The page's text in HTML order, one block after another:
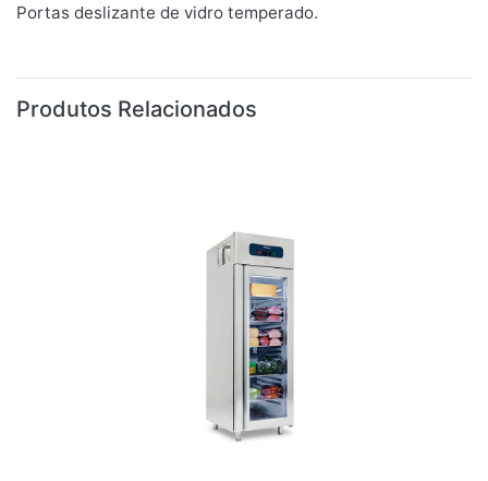
Portas deslizante de vidro temperado.
Produtos Relacionados